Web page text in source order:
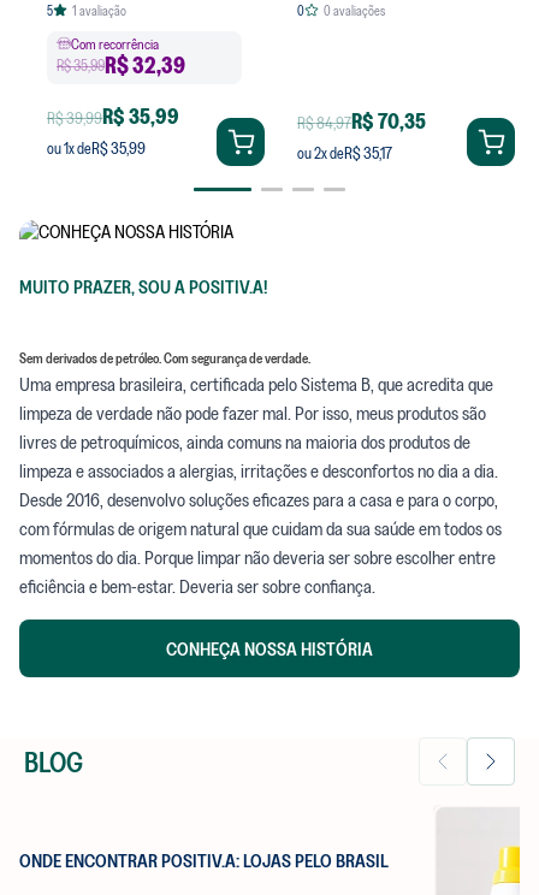
5 1 avaliação
Com recorrência
R$ 35,99R$32,39
R$ 39,99R$ 35,99
ou1x deR$ 35,99
0 0avaliações
R$ 84,97R$ 70,35
ou2x deR$ 35,17
MUITO PRAZER, SOU A POSITIV.A!
Sem derivados de petróleo. Com segurança de verdade.
Uma empresa brasileira, certificada pelo Sistema B, que acredita que
limpeza de verdade não pode fazer mal. Por isso, meus produtos são
livres de petroquímicos, ainda comuns na maioria dos produtos de
limpeza e associados a alergias, irritações e desconfortos no dia a dia.
Desde 2016, desenvolvo soluções eficazes para a casa e para o corpo,
com fórmulas de origem natural que cuidam da sua saúde em todos os
momentos do dia. Porque limpar não deveria ser sobre escolher entre
eficiência e bem-estar. Deveria ser sobre confiança.
CONHEÇA NOSSA HISTÓRIA
BLOG
ONDE ENCONTRAR POSITIV.A: LOJAS PELO BRASIL